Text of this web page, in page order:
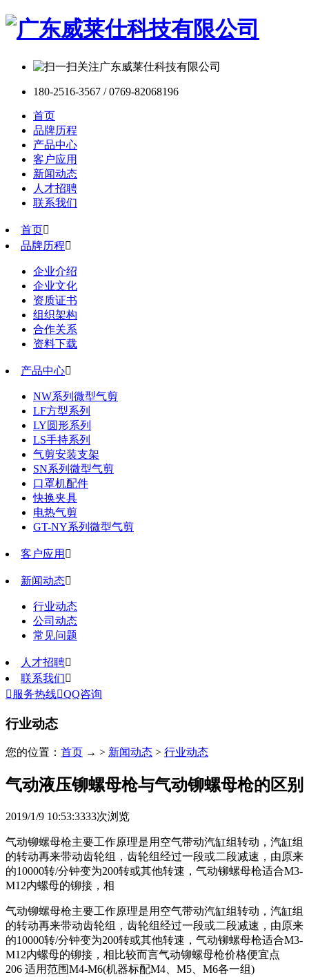
180-2516-3567 / 0769-82068196
首页
品牌历程
产品中心
客户应用
新闻动态
人才招聘
联系我们
首页
品牌历程
企业介绍
企业文化
资质证书
组织架构
合作关系
资料下载
产品中心
NW系列微型气剪
LF方型系列
LY圆形系列
LS手持系列
气剪安装支架
SN系列微型气剪
口罩机配件
快换夹具
电热气剪
GT-NY系列微型气剪
客户应用 
新闻动态
行业动态
公司动态
常见问题
人才招聘
联系我们
 服务热线QQ咨询
行业动态
您的位置： 首页 → > 新闻动态 > 行业动态
气动液压铆螺母枪与气动铆螺母枪的区别
2019/1/9 10:53:3333次浏览
气动铆螺母枪主要工作原理是用空气带动汽缸组转动，汽缸组
的转动再来带动齿轮组，齿轮组经过一段或二段减速，由原来
的10000转/分钟变为200转或其他转速，气动铆螺母枪适合M3-
M12内螺母的铆接，相
气动铆螺母枪主要工作原理是用空气带动汽缸组转动，汽缸组
的转动再来带动齿轮组，齿轮组经过一段或二段减速，由原来
的10000转/分钟变为200转或其他转速，气动铆螺母枪适合M3-
M12内螺母的铆接，相比较而言气动铆螺母枪价格便宜点
206 适用范围M4-M6(机器标配M4、M5、M6各一组)